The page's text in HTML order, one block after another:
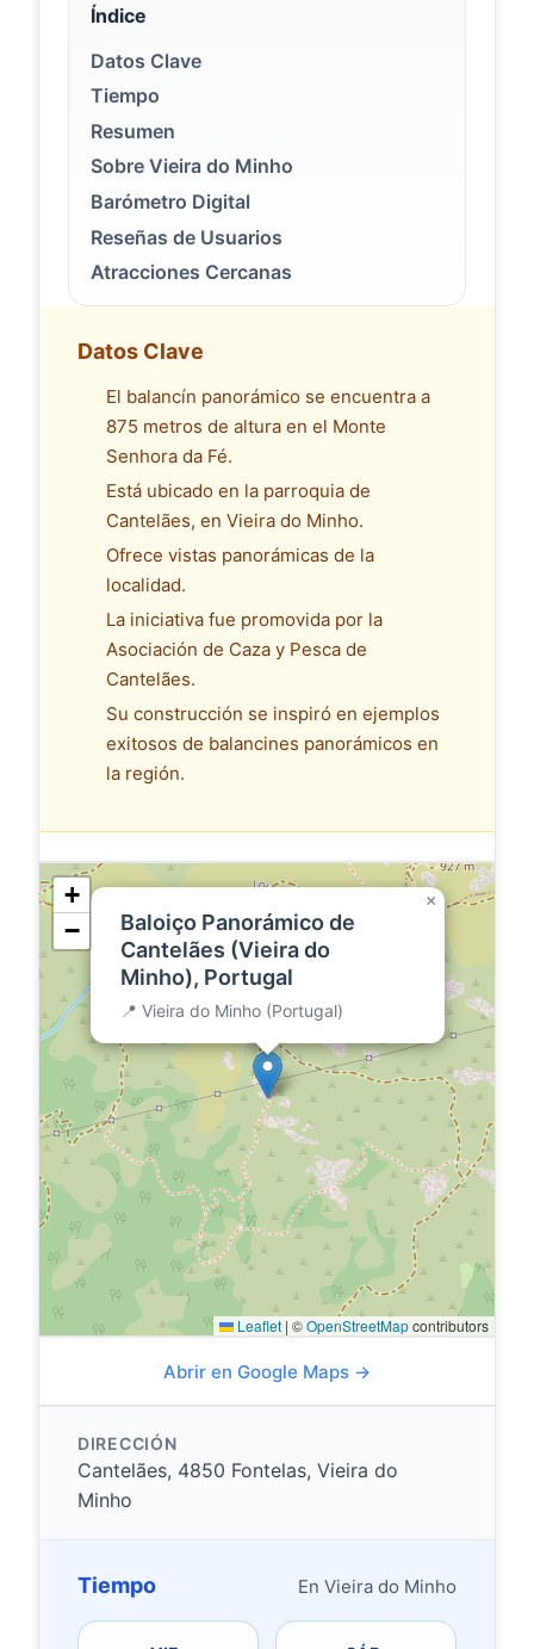
Índice
Datos Clave
Tiempo
Resumen
Sobre Vieira do Minho
Barómetro Digital
Reseñas de Usuarios
Atracciones Cercanas
Datos Clave
El balancín panorámico se encuentra a
875 metros de altura en el Monte
Senhora da Fé.
Está ubicado en la parroquia de
Cantelães, en Vieira do Minho.
Ofrece vistas panorámicas de la
localidad.
La iniciativa fue promovida por la
Asociación de Caza y Pesca de
Cantelães.
Su construcción se inspiró en ejemplos
exitosos de balancines panorámicos en
la región.
Baloiço Panorámico de
Cantelães (Vieira do
Minho), Portugal
📍 Vieira do Minho (Portugal)
×
+
−
Leaflet | ©OpenStreetMapcontributors
Abrir en Google Maps →
DIRECCIÓN
Cantelães, 4850 Fontelas, Vieira do
Minho
Tiempo En Vieira do Minho